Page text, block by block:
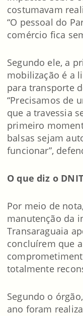
costumavam
“O pessoal do
comércio fica
Segundo ele, a
mobilização é a
para transporte
“Precisamos de
que a travessia
primeiro
balsas sejam
funcionar”,
O que diz o DNIT
Por meio de
manutenção da
Transaraguaia
concluírem que
totalmente
Segundo o
ano foram